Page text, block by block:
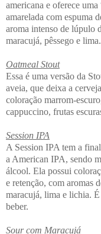
americana e oferece
amarelada com espuma
aroma intenso de lúpulo
maracujá, pêssego e lima.
Oatmeal Stout
Essa é uma versão da
aveia, que deixa a
coloração marrom-
cappuccino, frutas
Session IPA
A Session IPA tem a
a American IPA, sendo
álcool. Ela possui
e retenção, com aromas
maracujá, lima e lichia.
beber.
Sour com Maracujá